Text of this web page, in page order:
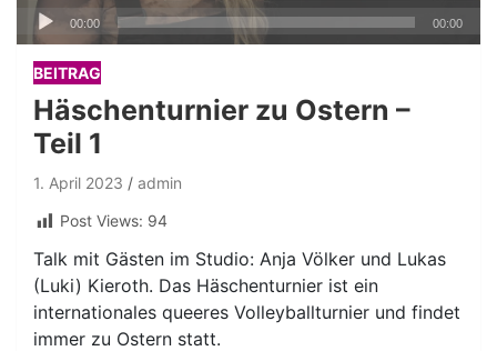
Audio-
Player
00:00 00:00
BEITRAG
Häschenturnier zu Ostern –
Teil 1
1. April 2023
admin
Post Views: 94
Talk mit Gästen im Studio: Anja Völker und Lukas
(Luki) Kieroth. Das Häschenturnier ist ein
internationales queeres Volleyballturnier und findet
immer zu Ostern statt.